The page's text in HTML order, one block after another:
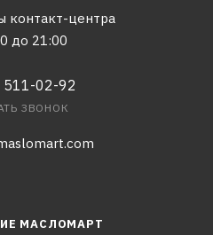
контакт-центра
до 21:00
511-02-92
ЗВОНОК
МАСЛОМАРТ